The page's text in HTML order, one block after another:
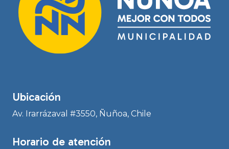
Ubicación
Av. Irarrázaval #3550, Ñuñoa, Chile
Horario de atención